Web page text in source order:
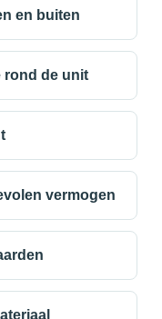
en buiten
rond de unit
vermogen